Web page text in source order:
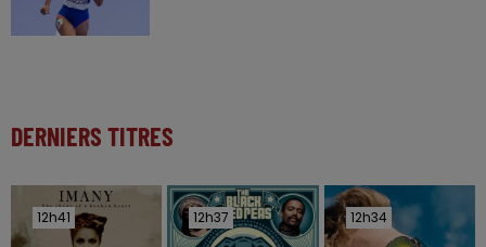
DERNIERS TITRES
12h41
12h41 12h37
12h37 12h34
12h34